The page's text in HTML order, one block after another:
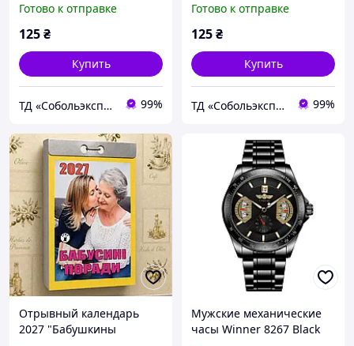
украинский язык
Готово к отправке
125₴
Купить
ТД «Собольэкспресс» 99%
настенный, ежедневный,
украинский язык
Готово к отправке
125₴
Купить
ТД «Собольэкспресс» 99%
Отрывный календарь
2027 "Бабушкины
Мужские механические
часы Winner 8267 Black